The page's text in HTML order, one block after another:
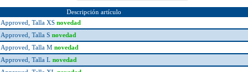
Descripción artículo
Talla XS novedad
Talla S novedad
Approved, Talla M novedad
Approved, Talla L novedad